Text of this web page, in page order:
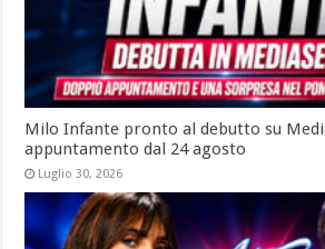
Milo Infante pronto al debutto su
appuntamento dal 24 agosto
Luglio 30, 2026